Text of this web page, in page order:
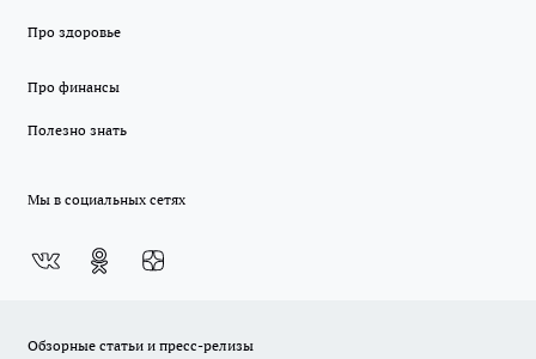
Про здоровье
Про финансы
Полезно знать
Мы в социальных сетях
Обзорные статьи и пресс-релизы